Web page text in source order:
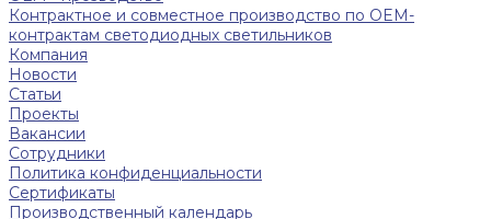
Контрактное и совместное производство по OEM-
контрактам светодиодных светильников
Компания
Новости
Статьи
Проекты
Вакансии
Сотрудники
Политика конфиденциальности
Сертификаты
Производственный календарь